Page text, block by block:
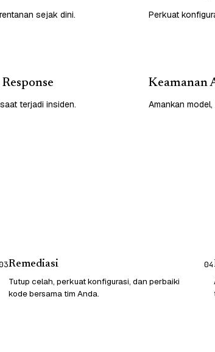
sejak dini. Perkuat
terjadi insiden.
Keamanan
Amankan
Remediasi
Tutup celah, perkuat konfigurasi, dan perbaiki
kode bersama tim Anda.
04